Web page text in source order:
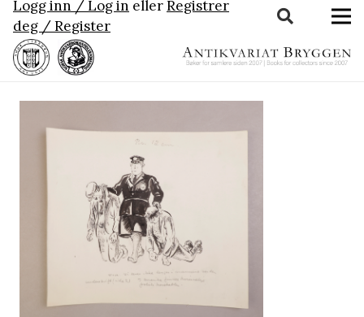
Logg inn / Log in ellerRegistrer
deg / Register